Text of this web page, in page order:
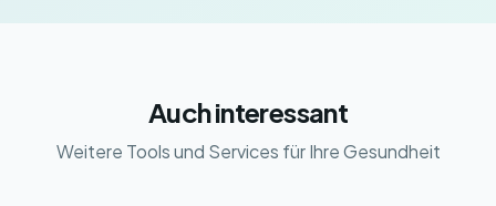
Auch interessant
Weitere Tools und Services für Ihre Gesundheit